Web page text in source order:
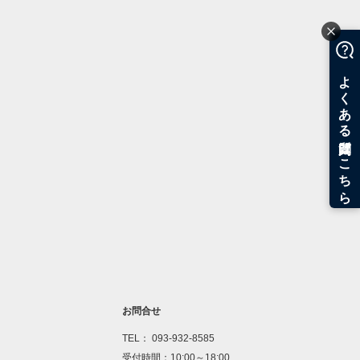
お問合せ
TEL： 093-932-8585
受付時間：10:00～18:00